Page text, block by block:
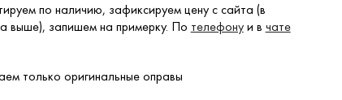
по наличию, зафиксируем цену с сайта (в
выше), запишем на примерку. По телефонуи в чате
только оригинальные оправы